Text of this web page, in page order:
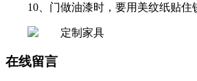
10、门做油漆时，要用美纹纸贴住
在线留言